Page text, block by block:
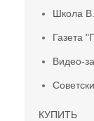
Школа
Газета
Видео-
КУПИТЬ